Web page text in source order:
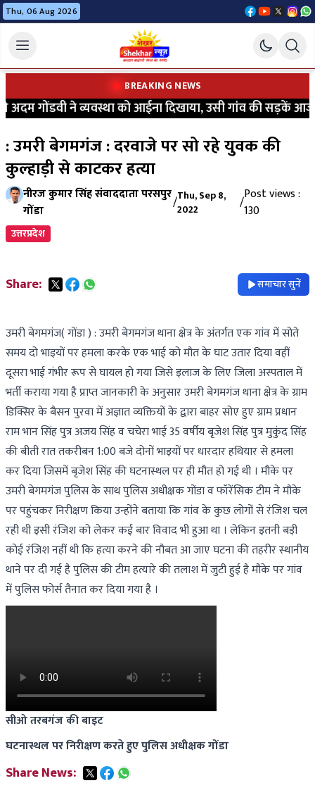
Thu, 06 Aug 2026
BREAKING NEWS
गोंडवी ने व्यवस्था को आईना दिखाया, उसी गांव की सड़कें आज
: उमरी बेगमगंज : दरवाजे पर सो रहे युवक की
कुल्हाड़ी से काटकर हत्या
नीरज कुमार सिंह संवाददाता परसपुर
गोंडा
/Thu, Sep 8,
2022
/Post views :
130
उत्तरप्रदेश
Share: समाचार सुनें
उमरी बेगमगंज( गोंडा ) : उमरी बेगमगंज थाना क्षेत्र के अंतर्गत एक गांव में सोते
समय दो भाइयों पर हमला करके एक भाई को मौत के घाट उतार दिया वहीं
दूसरा भाई गंभीर रूप से घायल हो गया जिसे इलाज के लिए जिला अस्पताल में
भर्ती कराया गया है प्राप्त जानकारी के अनुसार उमरी बेगमगंज थाना क्षेत्र के ग्राम
डिक्सिर के बैसन पुरवा में अज्ञात व्यक्तियों के द्वारा बाहर सोए हुए ग्राम प्रधान
राम भान सिंह पुत्र अजय सिंह व चचेरा भाई 35 वर्षीय बृजेश सिंह पुत्र मुकुंद सिंह
की बीती रात तकरीबन 1:00 बजे दोनों भाइयों पर धारदार हथियार से हमला
कर दिया जिसमें बृजेश सिंह की घटनास्थल पर ही मौत हो गई थी । मौके पर
उमरी बेगमगंज पुलिस के साथ पुलिस अधीक्षक गोंडा व फॉरेंसिक टीम ने मौके
पर पहुंचकर निरीक्षण किया उन्होंने बताया कि गांव के कुछ लोगों से रंजिश चल
रही थी इसी रंजिश को लेकर कई बार विवाद भी हुआ था । लेकिन इतनी बड़ी
कोई रंजिश नहीं थी कि हत्या करने की नौबत आ जाए घटना की तहरीर स्थानीय
थाने पर दी गई है पुलिस की टीम हत्यारे की तलाश में जुटी हुई है मौके पर गांव
में पुलिस फोर्स तैनात कर दिया गया है ।
सीओ तरबगंज की बाइट
घटनास्थल पर निरीक्षण करते हुए पुलिस अधीक्षक गोंडा
Share News: